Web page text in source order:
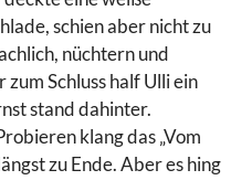
schien aber nicht zu
nüchtern und
Schluss half Ulli ein
stand dahinter.
klang das „Vom
zu Ende. Aber es hing